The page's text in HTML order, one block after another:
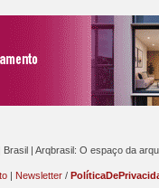
| Arqbrasil: O espaço da
| Newsletter /